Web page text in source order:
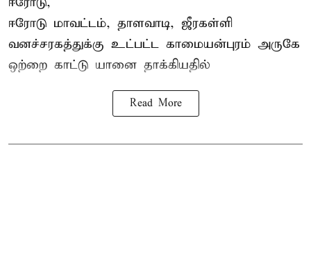
ஈரோடு மாவட்டம், தாளவாடி, ஜீரகள்ளி
வனச்சரகத்துக்கு உட்பட்ட காமையன்புரம் அருகே
ஒற்றை காட்டு யானை தாக்கியதில்
Read More